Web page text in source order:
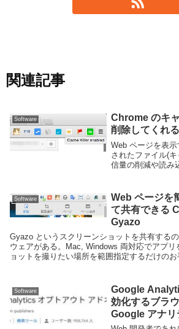
関連記事
Software
Chrome のキ
削除してくれ
Web ページを表
されたファイル(
信量の削減や読み
が多いです。しか
で Web ページを
ったり正常に表示
事も...
Software
Web ページを
て共有できる
Gyazo
Gyazo というスクリーンショットを共有する
ウェアがある。Mac, Windows 両対応でアプリ
ョットを撮りたい場所を範囲指定するだけの
Software
Google
効化するブラ
Google アナリ
ウト